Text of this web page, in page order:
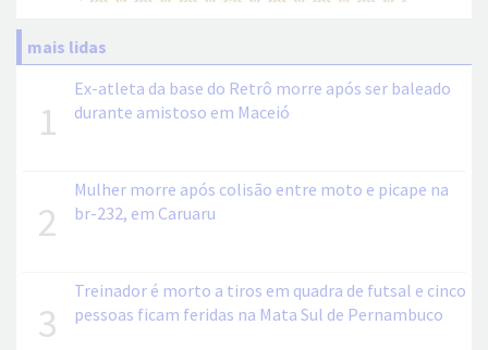
mais lidas
1
Ex-atleta da base do Retrô morre após ser baleado
durante amistoso em Maceió
2
Mulher morre após colisão entre moto e picape na
br-232, em Caruaru
3
Treinador é morto a tiros em quadra de futsal e cinco
pessoas ficam feridas na Mata Sul de Pernambuco